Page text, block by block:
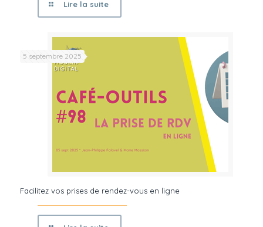
Lire la suite
5 septembre 2025
Facilitez vos prises de rendez-vous en ligne